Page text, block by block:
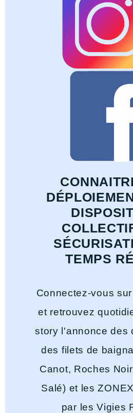
TEMPS
Connectez-vous
et retrouvez
story l'annonce des
des filets de
Canot, Roches
Salé) et les
par les Vigies